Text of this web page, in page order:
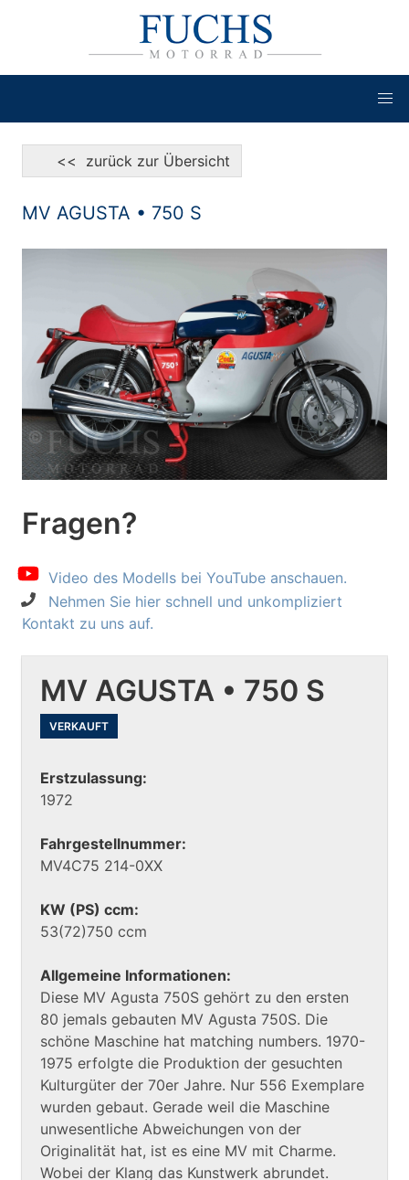
<< zurück zur Übersicht
MV AGUSTA • 750 S
Fragen?
Video des Modells bei YouTube anschauen.
Nehmen Sie hier schnell und unkompliziert
Kontakt zu uns auf.
MV AGUSTA • 750 S
VERKAUFT
Erstzulassung:
1972
Fahrgestellnummer:
MV4C75 214-0XX
KW (PS) ccm:
53(72)750 ccm
Allgemeine Informationen:
Diese MV Agusta 750S gehört zu den ersten
80 jemals gebauten MV Agusta 750S. Die
schöne Maschine hat matching numbers. 1970-
1975 erfolgte die Produktion der gesuchten
Kulturgüter der 70er Jahre. Nur 556 Exemplare
wurden gebaut. Gerade weil die Maschine
unwesentliche Abweichungen von der
Originalität hat, ist es eine MV mit Charme.
Wobei der Klang das Kunstwerk abrundet.